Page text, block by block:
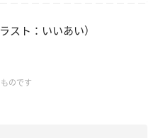
スト：いいあい）
のです